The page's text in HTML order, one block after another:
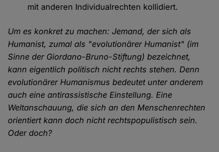
mit anderen Individualrechten kollidiert.
Um es konkret zu machen: Jemand, der sich als
Humanist, zumal als "evolutionärer Humanist" (im
Sinne der Giordano-Bruno-Stiftung) bezeichnet,
kann eigentlich politisch nicht rechts stehen. Denn
evolutionärer Humanismus bedeutet unter anderem
auch eine antirassistische Einstellung. Eine
Weltanschauung, die sich an den Menschenrechten
orientiert kann doch nicht rechtspopulistisch sein.
Oder doch?